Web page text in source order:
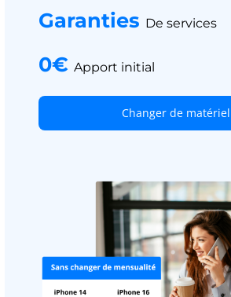
Garanties De services
0€ Apport initial
Changer de matériel